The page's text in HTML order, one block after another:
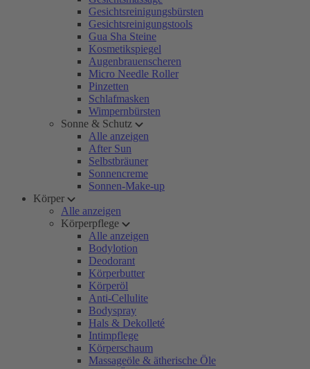
Gesichtsreinigungsbürsten
Gesichtsreinigungstools
Gua Sha Steine
Kosmetikspiegel
Augenbrauenscheren
Micro Needle Roller
Pinzetten
Schlafmasken
Wimpernbürsten
Sonne & Schutz
Alle anzeigen
After Sun
Selbstbräuner
Sonnencreme
Sonnen-Make-up
Körper
Alle anzeigen
Körperpflege
Alle anzeigen
Bodylotion
Deodorant
Körperbutter
Körperöl
Anti-Cellulite
Bodyspray
Hals & Dekolleté
Intimpflege
Körperschaum
Massageöle & ätherische Öle